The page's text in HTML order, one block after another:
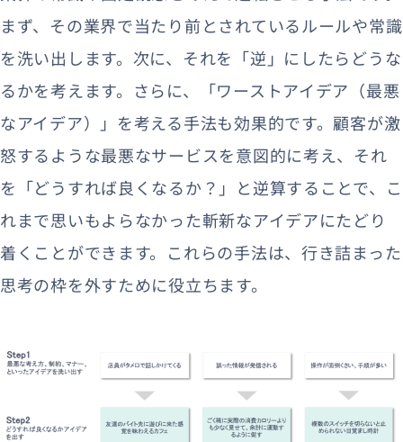
まず、その業界で当たり前とされているルールや常識
を洗い出します。次に、それを「逆」にしたらどうな
るかを考えます。さらに、「ワーストアイデア（最悪
なアイデア）」を考える手法も効果的です。顧客が激
怒するような最悪なサービスを意図的に考え、それ
を「どうすれば良くなるか？」と逆算することで、こ
れまで思いもよらなかった斬新なアイデアにたどり
着くことができます。これらの手法は、行き詰まった
思考の枠を外すために役立ちます。